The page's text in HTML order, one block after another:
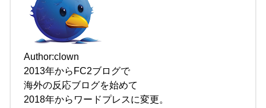
Author:clown
2013年からFC2ブログで
海外の反応ブログを始めて
2018年からワードプレスに変更。